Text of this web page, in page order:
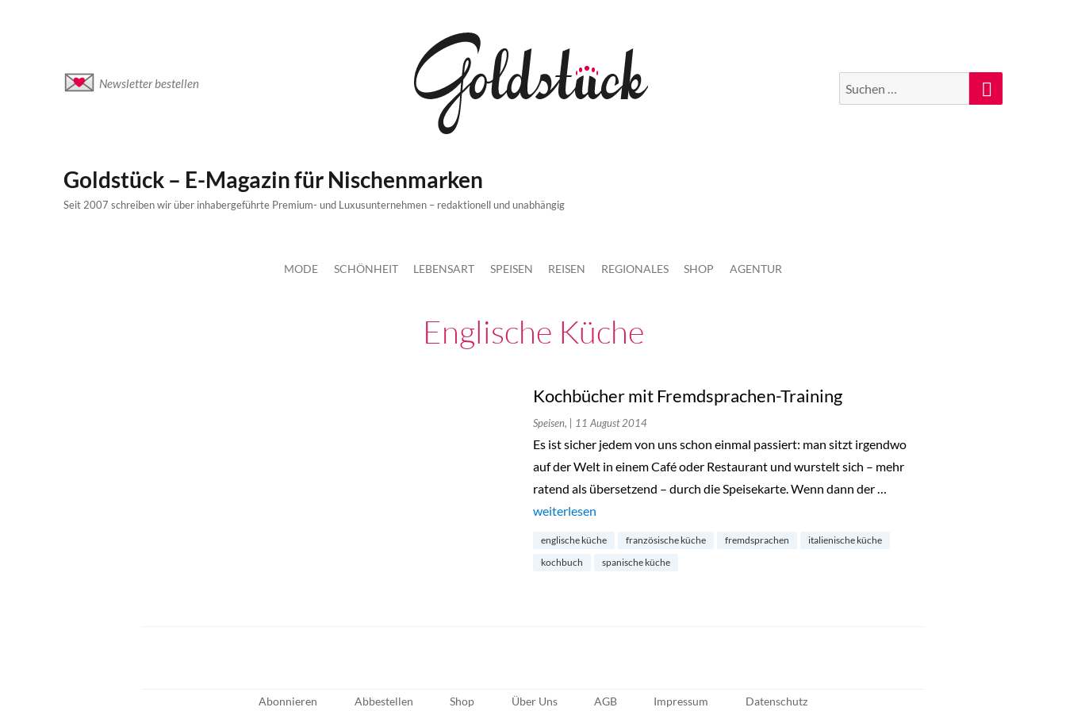
Newsletter bestellen
Suche
nach:
Suchen
Goldstück – E-Magazin für Nischenmarken
Seit 2007 schreiben wir über inhabergeführte Premium- und Luxusunternehmen – redaktionell und unabhängig
MODE SCHÖNHEIT LEBENSART SPEISEN REISEN REGIONALES SHOP AGENTUR
Englische Küche
Kochbücher mit Fremdsprachen-Training
Speisen, | 11 August 2014
Es ist sicher jedem von uns schon einmal passiert: man sitzt irgendwo
auf der Welt in einem Café oder Restaurant und wurstelt sich – mehr
ratend als übersetzend – durch die Speisekarte. Wenn dann der …
„Kochbücher mit Fremdsprachen-Training“
weiterlesen
englische küche französische küche fremdsprachen
italienische küche
kochbuch
spanische küche
Abonnieren Abbestellen Shop Über Uns AGB Impressum Datenschutz